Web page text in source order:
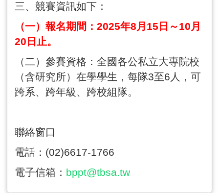
三、競賽資訊如下：
（一）報名期間： 2025年8月 15 日～10月
20 日止。
（二）參賽資格：全國各公私立大專院校
（含研究所）在學學生，每隊3至6人，可
跨系、跨年級、跨校組隊。
聯絡窗口
電話： (02)6617-1766
電子信箱： bppt@tbsa.tw